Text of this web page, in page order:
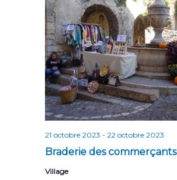
Braderie des commerçants
21 octobre 2023 - 22 octobre 2023
Village